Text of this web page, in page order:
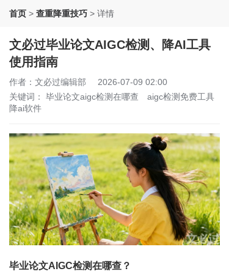
首页 > 查重降重技巧 > 详情
文必过毕业论文AIGC检测、降AI工具
使用指南
作者：文必过编辑部
2026-07-09 02:00
关键词： 毕业论文aigc检测在哪查
aigc检测免费工具
降ai软件
毕业论文AIGC检测在哪查？